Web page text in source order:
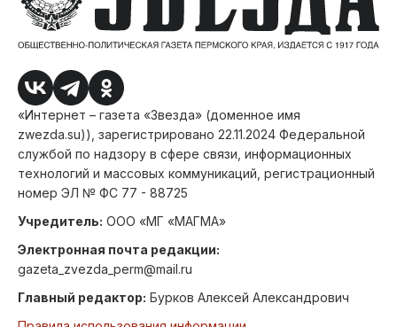
«Интернет – газета «Звезда» (доменное имя
zwezda.su)), зарегистрировано 22.11.2024 Федеральной
службой по надзору в сфере связи, информационных
технологий и массовых коммуникаций, регистрационный
номер ЭЛ № ФС 77 - 88725
Учредитель: ООО «МГ «МАГМА»
Электронная почта редакции:
gazeta_zvezda_perm@mail.ru
Главный редактор: Бурков Алексей Александрович